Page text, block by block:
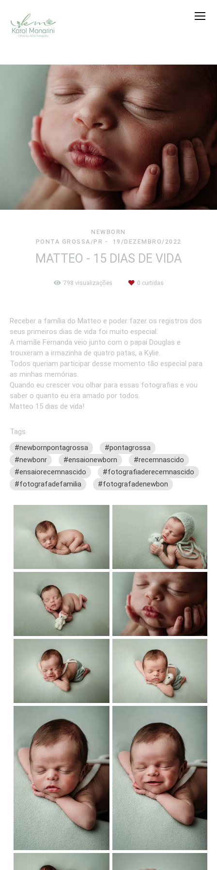
NEWBORN
PONTA GROSSA/PR
19/DEZEMBRO/2022
MATTEO - 15 DIAS DE VIDA
798 visualizações 0 curtidas
Receber a família do Matteo e poder fazer os registros dos
seus primeiros dias de vida foi muito especial.
A mamãe Fernanda veio junto com o papai Douglas e
trouxeram a irmazinha de quatro patas, a Kylie.
Todos queriam participar desse momento tão especial para
as minhas memórias.
Quando eu crescer vou olhar para essas fotografias e vou
saber o quanto eu era amado por todos.
Matteo 15 dias de vida!
Tags
#newbornpontagrossa
#pontagrossa
#newbonr
#ensaionewborn
#recemnascido
#ensaiorecemnascido
#fotografiaderecemnascido
#fotografadefamilia
#fotografadenewbon